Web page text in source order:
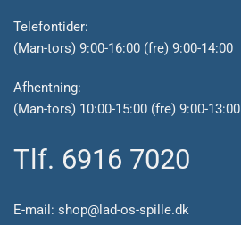
Telefontider:
(Man-tors) 9:00-16:00 (fre) 9:00-14:00
Afhentning:
(Man-tors) 10:00-15:00 (fre) 9:00-13:00
Tlf. 6916 7020
E-mail: shop@lad-os-spille.dk